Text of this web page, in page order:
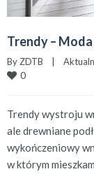
Trendy –
By ZDTB
0
Trendy wystroju
ale drewniane
wykończeniowy
w którym